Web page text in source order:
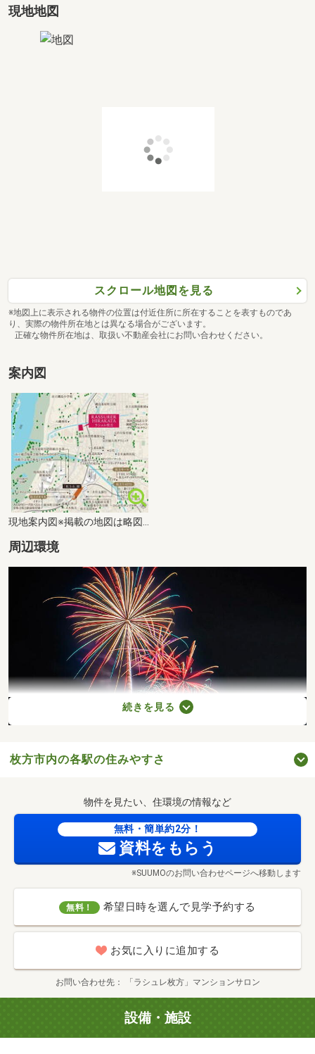
現地地図
スクロール地図を見る
※地図上に表示される物件の位置は付近住所に所在することを表すものであ
り、実際の物件所在地とは異なる場合がございます。
正確な物件所在地は、取扱い不動産会社にお問い合わせください。
案内図
現地案内図※掲載の地図は略図につき、省略されている道路・施設があります。
周辺環境
万代 枚方店(徒歩8分・約640m)
続きを見る
枚方市内の各駅の住みやすさ
物件を見たい、住環境の情報など
無料・簡単約2分！
資料をもらう
※SUUMOのお問い合わせページへ移動します
無料！ 希望日時を選んで見学予約する
お気に入りに追加する
お問い合わせ先 「ラシュレ枚方」マンションサロン
設備・施設